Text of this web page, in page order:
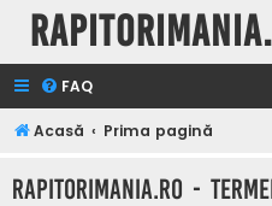
FAQ
Acasă Prima pagină
Rapitorimania.ro -